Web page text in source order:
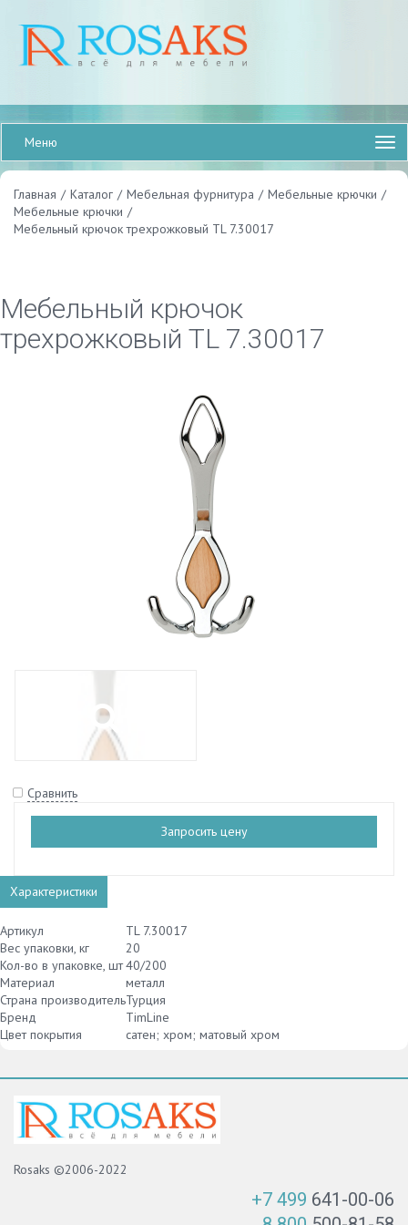
Меню
Главная / Каталог / Мебельная фурнитура / Мебельные крючки /
Мебельные крючки /
Мебельный крючок трехрожковый TL 7.30017
Мебельный крючок
трехрожковый TL 7.30017
Сравнить
Запросить цену
Характеристики
Артикул
TL 7.30017
Вес упаковки, кг
20
Кол-во в упаковке, шт40/200
Материал
металл
Страна производительТурция
Бренд
TimLine
Цвет покрытия
сатен; хром; матовый хром
Rosaks ©2006-2022
+7 499 641-00-06